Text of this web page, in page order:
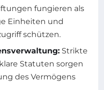
fungieren als
Einheiten und
schützen.
Strikte
Statuten sorgen
des Vermögens